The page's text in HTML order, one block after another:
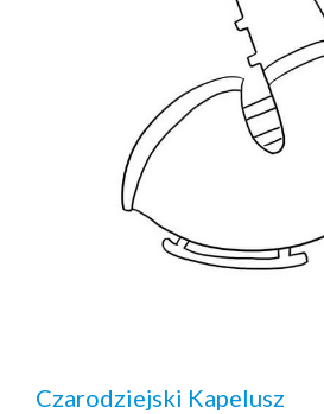
Czarodziejski Kapelusz